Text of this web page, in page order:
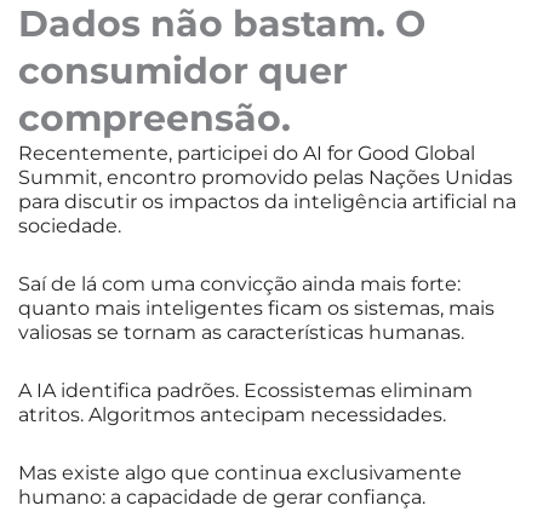
Dados não bastam. O
consumidor quer
compreensão.
Recentemente, participei do AI for Good Global
Summit, encontro promovido pelas Nações Unidas
para discutir os impactos da inteligência artificial na
sociedade.
Saí de lá com uma convicção ainda mais forte:
quanto mais inteligentes ficam os sistemas, mais
valiosas se tornam as características humanas.
A IA identifica padrões. Ecossistemas eliminam
atritos. Algoritmos antecipam necessidades.
Mas existe algo que continua exclusivamente
humano: a capacidade de gerar confiança.